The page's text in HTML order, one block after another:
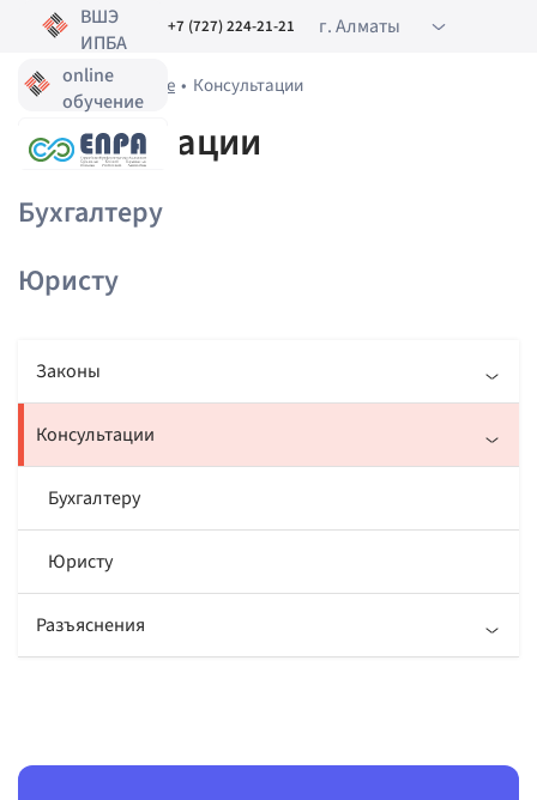
ВШЭ
ИПБА
online
обучение
+7 (727) 224-21-21 г. Алматы
Главная • Полезное • Консультации
Консультации
Законы
Разъяснения
Консультации
Бухгалтеру
Юристу
Разъяснения
Бухгалтеру
Юристу